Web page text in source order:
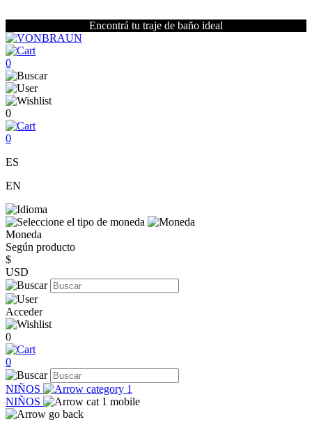
Encontrá tu traje de baño ideal
0
0
0
ES
EN
Moneda
Según producto
$
USD
Acceder
0
0
NIÑOS
NIÑOS